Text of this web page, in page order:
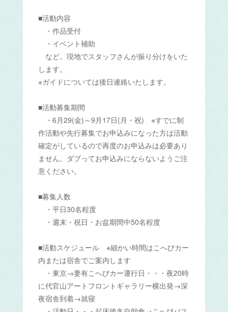
■活動内容
・作品受付
・イベント補助
など。現地でスタッフさんが振り分けをいた
します。
※ガイドについては後日連絡いたします。
■活動募集期間
・6月29(金)～9月17日(月・祝) ※すでに制
作活動や先行募集でお申込みになった方は活動
確定がしているので再度のお申込みは必要あり
ません。ダブってお申込みにならないようご注
意ください。
■募集人数
・平日30名程度
・週末・祝日・お盆期間中50名程度
■活動スケジュール ※細かい時間はこへびカー
内または宿舎でご案内します
・東京→妻有こへびカー運行日・・・夜20時
に代官山アートフロントギャラリー横出発→深
夜宿舎到着→就寝